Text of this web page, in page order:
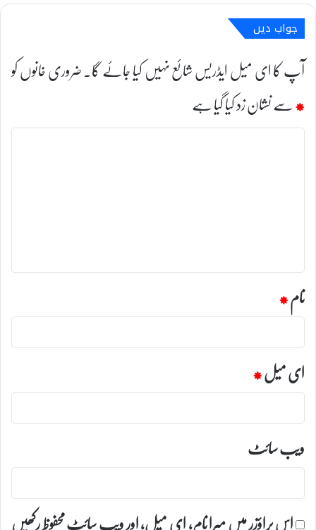
جواب دیں
آپ کا ای میل ایڈریس شائع نہیں کیا جائے گا۔ضروری خانوں کو
*سے نشان زد کیا گیا ہے
ت
نام*
ای میل*
ویب‌ سائٹ